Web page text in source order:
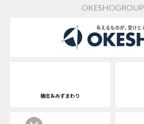
OKESHOGROUP
桶庄&みずまわり